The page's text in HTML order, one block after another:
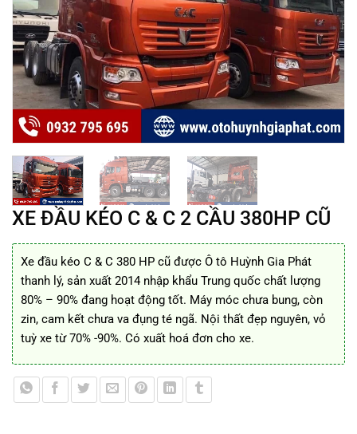
XE ĐẦU KÉO C & C 2 CẦU 380HP CŨ
Xe đầu kéo C & C 380 HP cũ được Ô tô Huỳnh Gia Phát
thanh lý, sản xuất 2014 nhập khẩu Trung quốc chất lượng
80% – 90% đang hoạt động tốt. Máy móc chưa bung, còn
zin, cam kết chưa va đụng té ngã. Nội thất đẹp nguyên, vỏ
tuỳ xe từ 70% -90%. Có xuất hoá đơn cho xe.